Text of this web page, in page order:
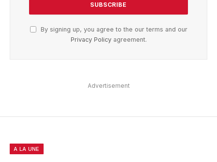
By signing up, you agree to the our terms and our
Privacy Policyagreement.
Advertisement
A LA UNE